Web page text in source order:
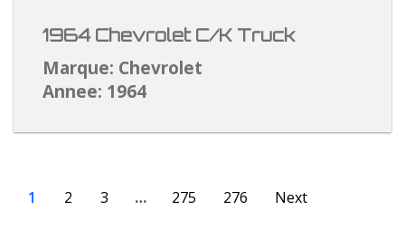
1964 Chevrolet C/K Truck
Marque: Chevrolet
Annee: 1964
1 2 3 … 275 276 Next